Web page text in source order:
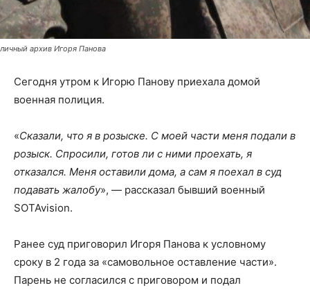
личный архив Игоря Панова
Сегодня утром к Игорю Панову приехала домой
военная полиция.
«Сказали, что я в розыске. С моей части меня подали в
розыск. Спросили, готов ли с ними проехать, я
отказался. Меня оставили дома, а сам я поехал в суд
подавать жалобу», — рассказал бывший военный
SOTAvision.
Ранее суд приговорил Игоря Панова к условному
сроку в 2 года за «самовольное оставление части».
Парень не согласился с приговором и подал